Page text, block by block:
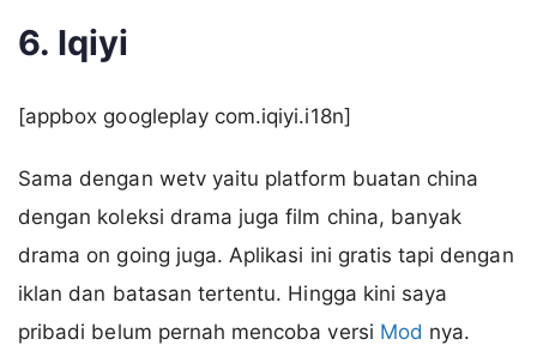
6. Iqiyi
[appbox googleplay com.iqiyi.i18n]
Sama dengan wetv yaitu platform buatan china
dengan koleksi drama juga film china, banyak
drama on going juga. Aplikasi ini gratis tapi dengan
iklan dan batasan tertentu. Hingga kini saya
pribadi belum pernah mencoba versi Mod nya.